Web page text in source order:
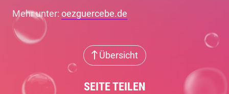
Mehr unter: oezguercebe.de
Übersicht
SEITE TEILEN